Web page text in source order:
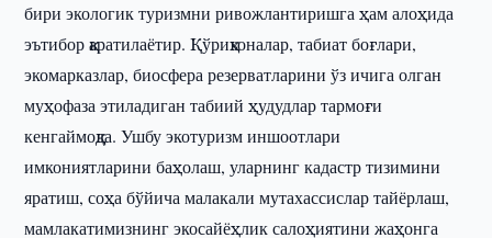
бири экологик туризмни ривожлантиришга ҳам алоҳида
эътибор қаратилаётир. Қўриқхоналар, табиат боғлари,
экомарказлар, биосфера резерватларини ўз ичига олган
муҳофаза этиладиган табиий ҳудудлар тармоғи
кенгаймоқда. Ушбу экотуризм иншоотлари
имкониятларини баҳолаш, уларнинг кадастр тизимини
яратиш, соҳа бўйича малакали мутахассислар тайёрлаш,
мамлакатимизнинг экосайёҳлик салоҳиятини жаҳонга